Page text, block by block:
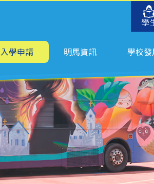
學
入學申請 明馬資訊 學校